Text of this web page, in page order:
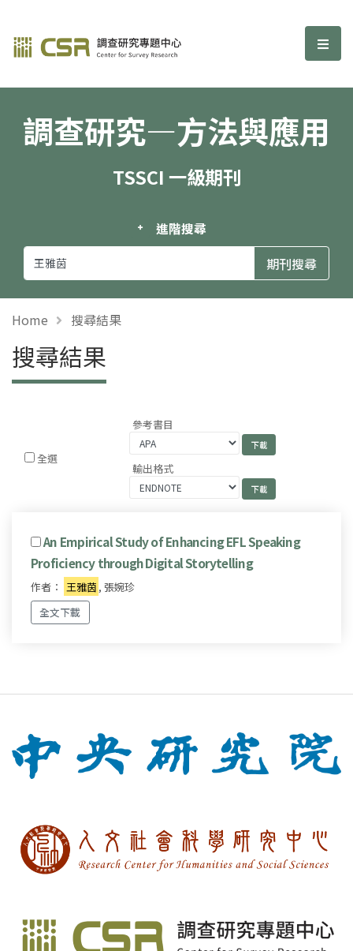
調查研究—方法與應用期刊 選
調查研究—方法與應用
TSSCI 一級期刊
進階搜尋
Home 搜尋結果
搜尋結果
全選
參考書目
輸出格式
An Empirical Study of Enhancing EFL Speaking
Proficiency through Digital Storytelling
作者： 王雅茵 , 張婉珍
全文下載